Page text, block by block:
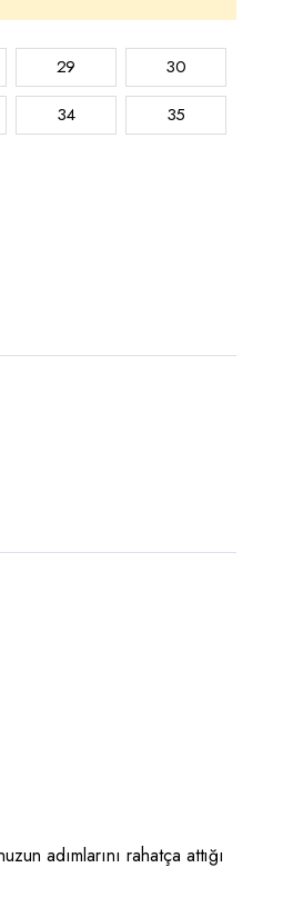
29
30
34 35
adımlarını rahatça attığı